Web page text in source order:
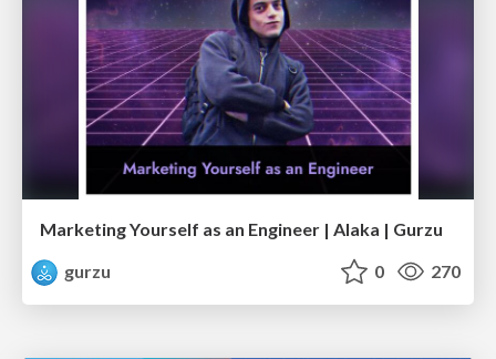
Marketing Yourself as an Engineer | Alaka | Gurzu
gurzu
0 270